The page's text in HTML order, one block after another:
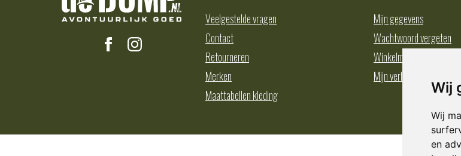
Wij
Wij
en
Veelgestelde vragen
Contact
Retourneren
Merken
Maattabellen kleding
Mijn gegevens
Wachtwoord vergeten
Winkelmand
Mijn verlanglijst